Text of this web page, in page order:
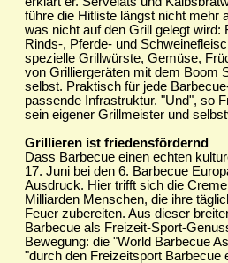
führe die Hitliste längst nicht mehr
was nicht auf den Grill gelegt
Rinds-, Pferde- und
spezielle Grillwürste, Gemüse,
von Grilliergeräten mit dem Boom
selbst. Praktisch für jede
passende Infrastruktur. "Und", so
sein eigener Grillmeister und
Grillieren ist friedensfördernd
Dass Barbecue einen echten
17. Juni bei den 6. Barbecue
Ausdruck. Hier trifft sich die
Milliarden Menschen, die ihre
Feuer zubereiten. Aus dieser
Barbecue als Freizeit-Sport-
Bewegung: die "World Barbecue
"durch den Freizeitsport Barbecue